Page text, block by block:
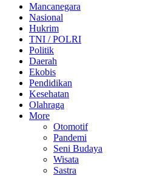
Mancanegara
Nasional
Hukrim
TNI / POLRI
Politik
Daerah
Ekobis
Pendidikan
Kesehatan
Olahraga
More
Otomotif
Pandemi
Seni Budaya
Wisata
Sastra